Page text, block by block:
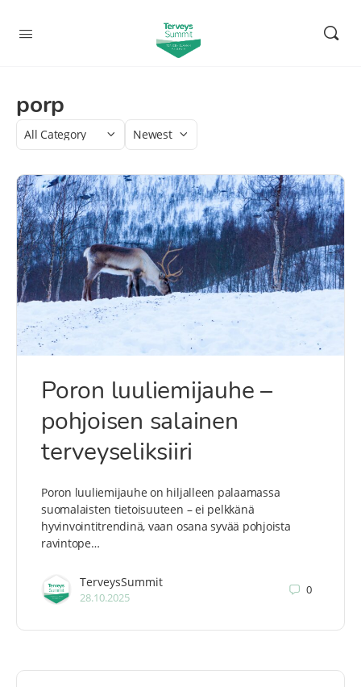
porp
Category
Sort
Poron luuliemijauhe –
pohjoisen salainen
terveyseliksiiri
Poron luuliemijauhe on hiljalleen palaamassa
suomalaisten tietoisuuteen – ei pelkkänä
hyvinvointitrendinä, vaan osana syvää pohjoista
ravintope…
TerveysSummit
28.10.2025
0